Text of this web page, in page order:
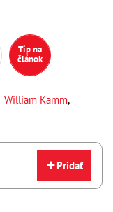
Tip na
článok
William Kamm,
Pridať